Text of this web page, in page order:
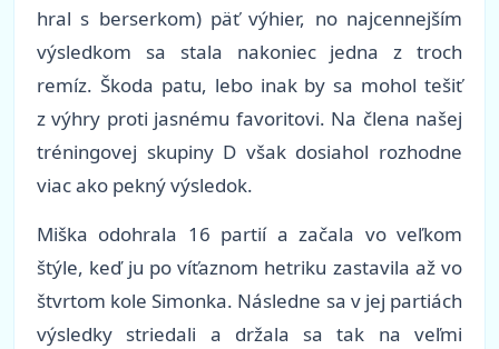
hral s berserkom) päť výhier, no najcennejším
výsledkom sa stala nakoniec jedna z troch
remíz. Škoda patu, lebo inak by sa mohol tešiť
z výhry proti jasnému favoritovi. Na člena našej
tréningovej skupiny D však dosiahol rozhodne
viac ako pekný výsledok.
Miška odohrala 16 partií a začala vo veľkom
štýle, keď ju po víťaznom hetriku zastavila až vo
štvrtom kole Simonka. Následne sa v jej partiách
výsledky striedali a držala sa tak na veľmi